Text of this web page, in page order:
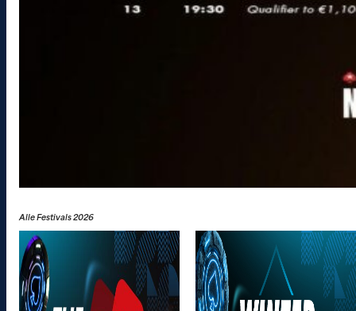
Alle Festivals 2026